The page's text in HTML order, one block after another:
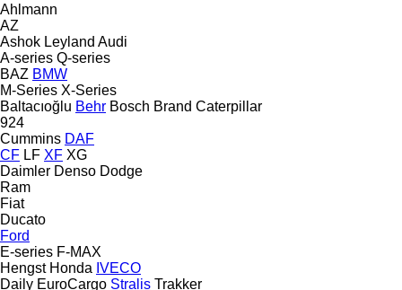
Ahlmann
AZ
Ashok Leyland Audi
A-series Q-series
BAZ BMW
M-Series X-Series
Baltacıoğlu Behr Bosch Brand Caterpillar
924
Cummins DAF
CF LF XF XG
Daimler Denso Dodge
Ram
Fiat
Ducato
Ford
E-series F-MAX
Hengst Honda IVECO
Daily EuroCargo Stralis Trakker